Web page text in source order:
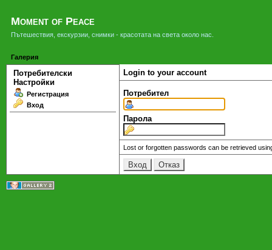
Moment of Peace
Пътешествия, екскурзии, снимки - красотата на света около нас.
Галерия
Потребителски
Настройки
Регистрация
Вход
Login to your account
Потребител
Парола
Lost or forgotten passwords can be retrieved